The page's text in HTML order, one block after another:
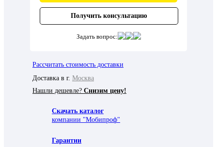
Получить консультацию
Задать вопрос:
Рассчитать стоимость доставки
Доставка в г. Москва
Нашли дешевле? Снизим цену!
Скачать каталог
компании "Мобипроф"
Гарантии